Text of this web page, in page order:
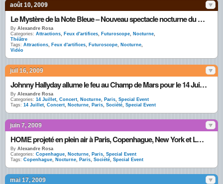
août 10, 2009
Le Mystère de la Note Bleue – Nouveau spectacle nocturne du Futuroscope
By Alexandre Rosa
Categories: Attractions, Feux d'artifices, Futuroscope, Nocturne,
Théâtre
Tags: Attractions, Feux d'artifices, Futuroscope, Nocturne,
Vidéo
juil 16, 2009
Johnny Hallyday allume le feu au Champ de Mars pour le 14 Juillet
By Alexandre Rosa
Categories: 14 Juillet, Concert, Nocturne, Paris, Special Event
Tags: 14 Juillet, Concert, Nocturne, Paris, Société, Special Event
juin 7, 2009
HOME projeté en plein air à Paris, Copenhague, New York et Londres
By Alexandre Rosa
Categories: Copenhague, Nocturne, Paris, Special Event
Tags: Copenhague, Nocturne, Paris, Société, Special Event
mai 17, 2009